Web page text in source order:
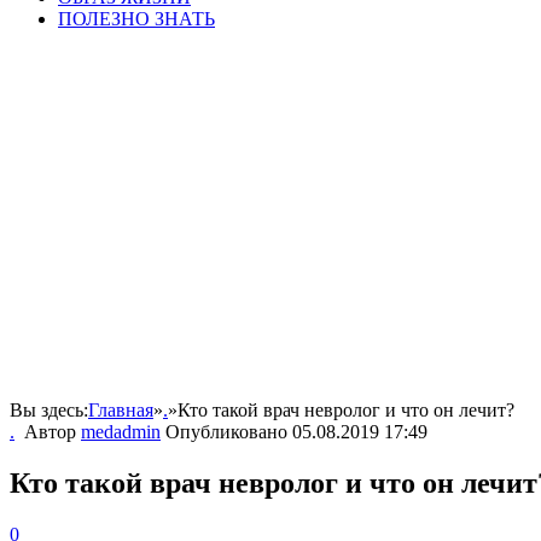
ПОЛЕЗНО ЗНАТЬ
Вы здесь:Главная».»Кто такой врач невролог и что он лечит?
. Автор medadmin Опубликовано 05.08.2019 17:49
Кто такой врач невролог и что он
0